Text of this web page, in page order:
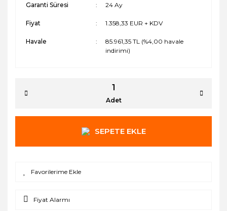
Garanti Süresi 24 Ay
Fiyat 1.358,33 EUR + KDV
Havale
85.961,35 TL (%4,00 havale
indirimi)
Adet
SEPETE EKLE
Fiyat Alarmı